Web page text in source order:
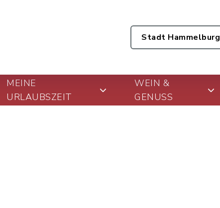
Stadt Hammelburg
MEINE
URLAUBSZEIT
WEIN &
GENUSS